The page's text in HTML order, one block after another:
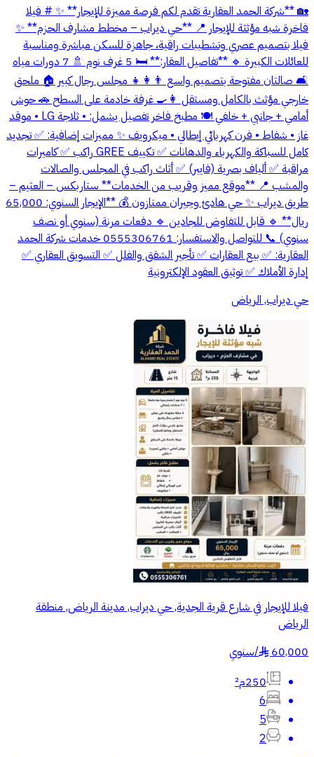
🏡 **شركة الحمد العقارية تقدم لكم فرصة مميزة للإيجار** ✨ # فيلا
فاخرة شبه مؤثثة للإيجار 📍 **حي ديراب – مخطط مشارف الحزم** ✨
فيلا بتصميم عصري وتشطيبات راقية، جاهزة للسكن مباشرة ومناسبة
للعائلات الكبيرة 🔹 **تفاصيل العقار:** 🛏️ 5 غرف نوم 🚿 7 دورات مياه
🛋️ صالتان مفتوحة بتصميم واسع 👨‍👩‍👧 مجلس رجال كبير 🏠 ملحق
خارجي مؤثث بالكامل ومستقل 👩‍🍳 غرفة خادمة على السطح 🚗 حوش
أمامي + جانبي + خلفي 🍽️ مطبخ فاخر تفصيل يشمل: • ثلاجة LG • موقد
غاز • شفاط • فرن كهربائي إيطالي • ميكرويف ✨ مميزات إضافية: ✅ تجديد
كامل للسباكة والكهرباء والدهانات ✅ تكييف GREE راكب ✅ كاميرات
مراقبة ✅ ألياف بصرية (فايبر) ✅ أثاث راكب في المجلس والصالات
والمشب 📍 **موقع مميز وقريب من الخدمات** ستاربكس – العثيم –
طريق ديراب ✨ حي هادئ وجيران ممتازون 💰 **الإيجار السنوي: 65,000
ريال** 🔹 قابل للتفاوض للجادين 🔹 دفعات مرنة (سنوي أو نصف
سنوي) 📞 للتواصل والاستفسار: 0555306761 خدمات شركة الحمد
العقارية: ✅ بيع العقارات ✅ تأجير الشقق والفلل ✅ التسويق العقاري ✅
إدارة الأملاك ✅ توثيق العقود الإلكترونية
حي ديراب, الرياض
فيلا للإيجار في شارع قرية الجدية, حي ديراب, مدينة الرياض, منطقة
الرياض
60,000
§
/سنوي
250م²
6
5
2